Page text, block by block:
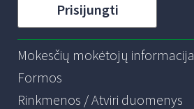
Prisijungti
Mokesčių mokėtojų informacija
Formos
Rinkmenos / Atviri duomenys